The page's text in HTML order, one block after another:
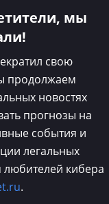
Владислав Долгов
Май 4, 2025
«Я не
мы
свою
продолжаем
новостях
прогнозы на
события и
легальных
любителей кибера
.